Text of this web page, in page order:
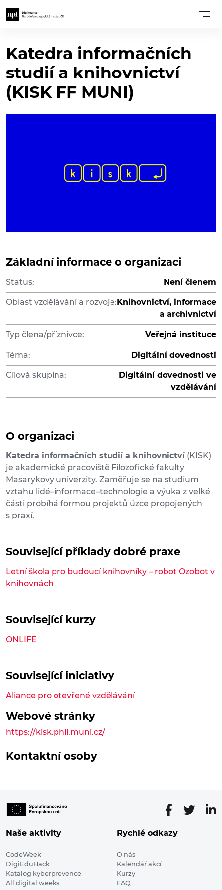
Katedra informačních
studií a knihovnictví
(KISK FF MUNI)
Základní informace o organizaci
Status: Není členem
Oblast vzdělávání a rozvoje:Knihovnictví, informace
a archivnictví
Typ člena/příznivce: Veřejná instituce
Téma: Digitální dovednosti
Cílová skupina:
Digitální dovednosti ve
vzdělávání
O organizaci
Katedra informačních studií a knihovnictví(KISK)
je akademické pracoviště Filozofické fakulty
Masarykovy univerzity. Zaměřuje se na studium
vztahu lidé–informace–technologie a výuka z velké
části probíhá formou projektů úzce propojených
s praxí.
Související příklady dobré praxe
Letní škola pro budoucí knihovníky – robot Ozobot v
knihovnách
Související kurzy
ONLIFE
Související iniciativy
Aliance pro otevřené vzdělávání
Webové stránky
https://kisk.phil.muni.cz/
Kontaktní osoby
Naše aktivity
CodeWeek
DigiEduHack
Katalog kyberprevence
All digital weeks
Rychlé odkazy
O nás
Kalendář akcí
Kurzy
FAQ